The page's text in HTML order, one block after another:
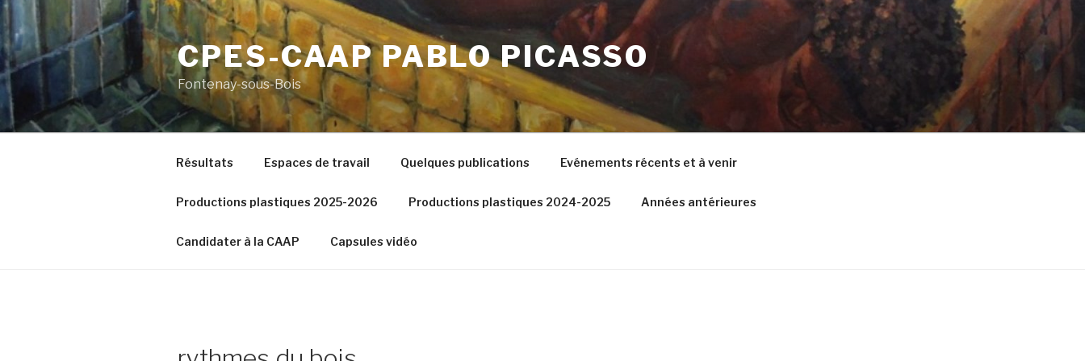
Aller
au
contenu
principal
CPES-CAAP PABLO PICASSO
Fontenay-sous-Bois
Résultats Espaces de travail Quelques publications Evénements récents et à venir
Productions plastiques 2025-2026 Productions plastiques 2024-2025 Années antérieures
Candidater à la CAAP Capsules vidéo